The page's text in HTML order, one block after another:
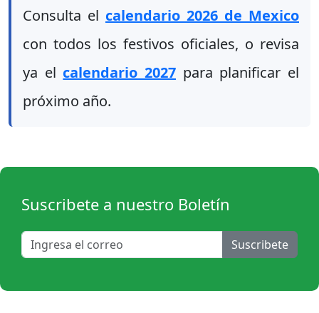
Consulta el calendario 2026 de Mexico
con todos los festivos oficiales, o revisa
ya el calendario 2027 para planificar el
próximo año.
Suscribete a nuestro Boletín
Suscribete